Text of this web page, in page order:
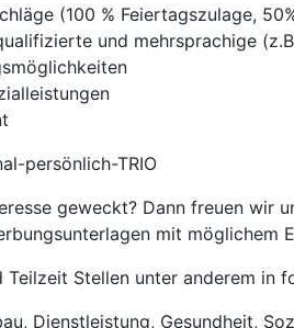
(100 % Feiertagszulage,
und mehrsprachige
persönlich-TRIO
geweckt? Dann freuen wir
mit möglichem
Stellen unter anderem in
Dienstleistung, Gesundheit,